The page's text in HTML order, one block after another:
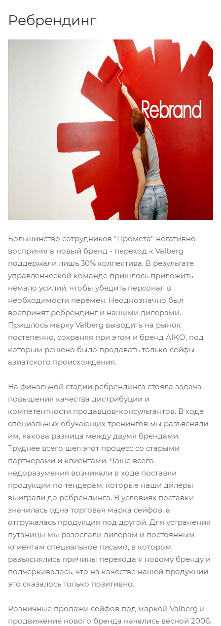
Ребрендинг
Большинство сотрудников "Промета" негативно
восприняла новый бренд - переход к Valberg
поддержали лишь 30% коллектива. В результате
управленческой команде пришлось приложить
немало усилий, чтобы убедить персонал в
необходимости перемен. Неоднозначно был
воспринят ребрендинг и нашими дилерами.
Пришлось марку Valberg выводить на рынок
постепенно, сохраняя при этом и бренд AIKO, под
которым решено было продавать только сейфы
азиатского происхождения.
На финальной стадии ребрендинга стояла задача
повышения качества дистрибуции и
компетентности продавцов-консультантов. В ходе
специальных обучающих тренингов мы разъясняли
им, какова разница между двумя брендами.
Труднее всего шел этот процесс со старыми
партнерами и клиентами. Чаще всего
недоразумения возникали в ходе поставки
продукции по тендерам, которые наши дилеры
выиграли до ребрендинга. В условиях поставки
значилась одна торговая марка сейфов, а
отгружалась продукция под другой. Для устранения
путаницы мы разослали дилерам и постоянным
клиентам специальное письмо, в котором
разъяснялись причины перехода к новому бренду и
подчеркивалось, что на качестве нашей продукции
это сказалось только позитивно.
Розничные продажи сейфов под маркой Valberg и
продвижение нового бренда начались весной 2006.